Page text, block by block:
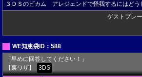
３ＤＳのビカム アレジェンドで怪我するにはどう
ゲストプレ
WE知恵袋ID： 588
「早めに回答してください！」
【裏ワザ】
3DS